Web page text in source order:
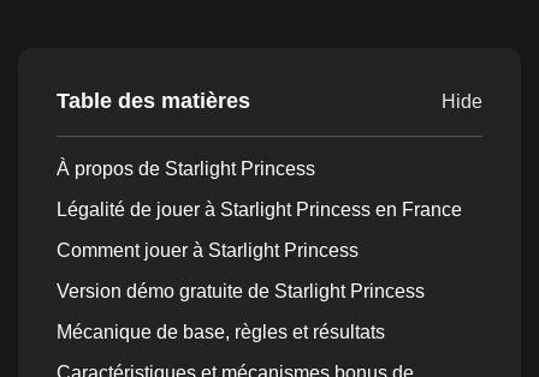
Table des matières Hide
À propos de Starlight Princess
Légalité de jouer à Starlight Princess en France
Comment jouer à Starlight Princess
Version démo gratuite de Starlight Princess
Mécanique de base, règles et résultats
Caractéristiques et mécanismes bonus de